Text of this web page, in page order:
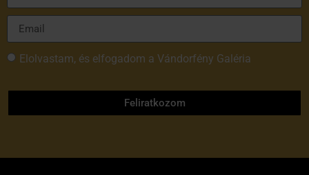
Elolvastam, és elfogadom a Vándorfény Galéria
Feliratkozom